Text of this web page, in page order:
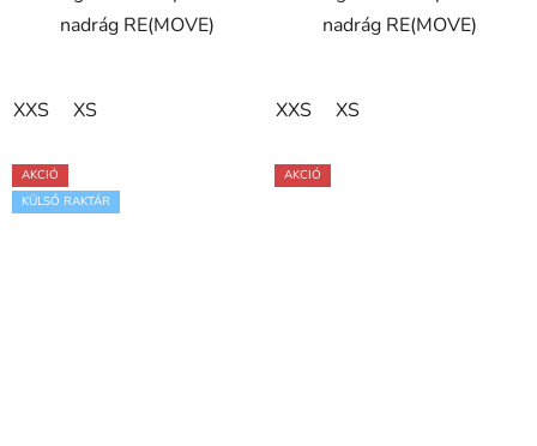
nadrág RE(MOVE)
XXS XS
nadrág RE(MOVE)
XXS XS
AKCIÓ
KÜLSŐ RAKTÁR
AKCIÓ